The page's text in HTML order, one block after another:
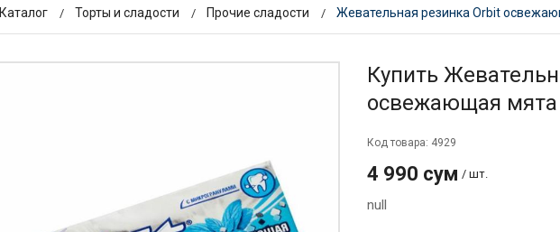
Каталог Торты и сладости Прочие сладости Жевательная резинка Orbit
Купить
освежающая мята
Код товара: 4929
4 990 сум / шт.
null